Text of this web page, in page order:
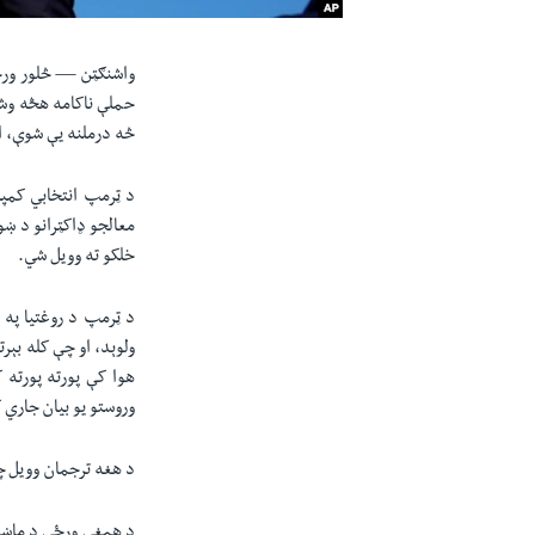
واشنګټن —څلور
حملې ناکامه هڅه
څه درملنه یې شوې،
د ټرمپ انتخابي
معالجو ډاکټرانو د
خلکو ته وویل شي.
د ټرمپ د روغتیا
ولوېد، او چې کله
هوا کې پورته
وروستو یو بیان
د هغه ترجمان وویل